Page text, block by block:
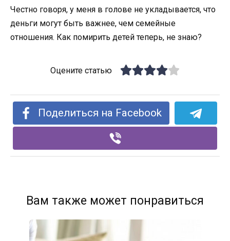
Честно говоря, у меня в голове не укладывается, что
деньги могут быть важнее, чем семейные
отношения. Как помирить детей теперь, не знаю?
Оцените статью
Поделиться на Facebook
Вам также может понравиться